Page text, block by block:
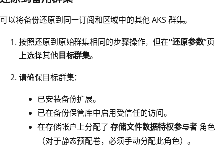
可以将备份还原到同一订阅和区域中的其他 AKS 群集。
按照还原到原始群集相同的步骤操作，但在“还原参数”页
上选择其他目标群集。
请确保目标群集：
已安装备份扩展。
已在备份保管库中启用受信任的访问。
在存储帐户上分配了 存储文件数据特权参与者 角色
（对于静态预配卷，必须手动分配此角色）。